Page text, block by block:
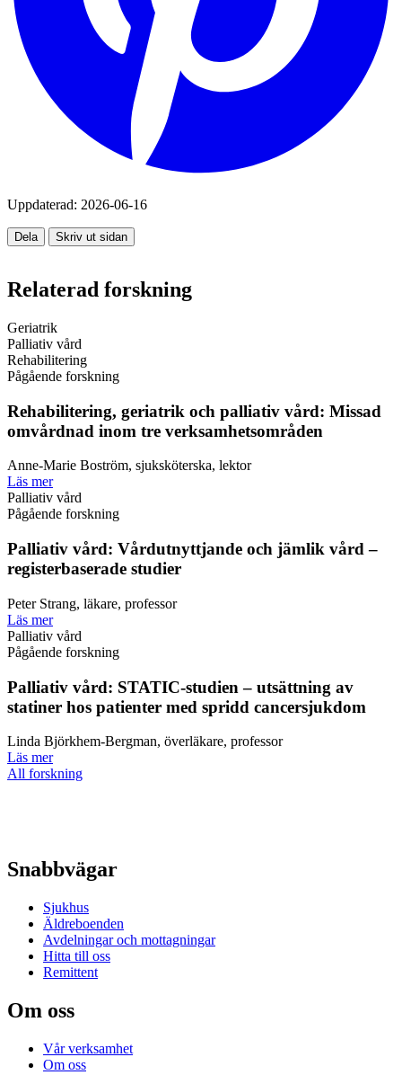
Uppdaterad: 2026-06-16
Dela Skriv ut sidan
Relaterad forskning
Geriatrik
Palliativ vård
Rehabilitering
Pågående forskning
Rehabilitering, geriatrik och palliativ vård: Missad
omvårdnad inom tre verksamhetsområden
Anne-Marie Boström, sjuksköterska, lektor
Läs mer
Palliativ vård
Pågående forskning
Palliativ vård: Vårdutnyttjande och jämlik vård –
registerbaserade studier
Peter Strang, läkare, professor
Läs mer
Palliativ vård
Pågående forskning
Palliativ vård: STATIC-studien – utsättning av
statiner hos patienter med spridd cancersjukdom
Linda Björkhem-Bergman, överläkare, professor
Läs mer
All forskning
Snabbvägar
Sjukhus
Äldreboenden
Avdelningar och mottagningar
Hitta till oss
Remittent
Om oss
Vår verksamhet
Om oss